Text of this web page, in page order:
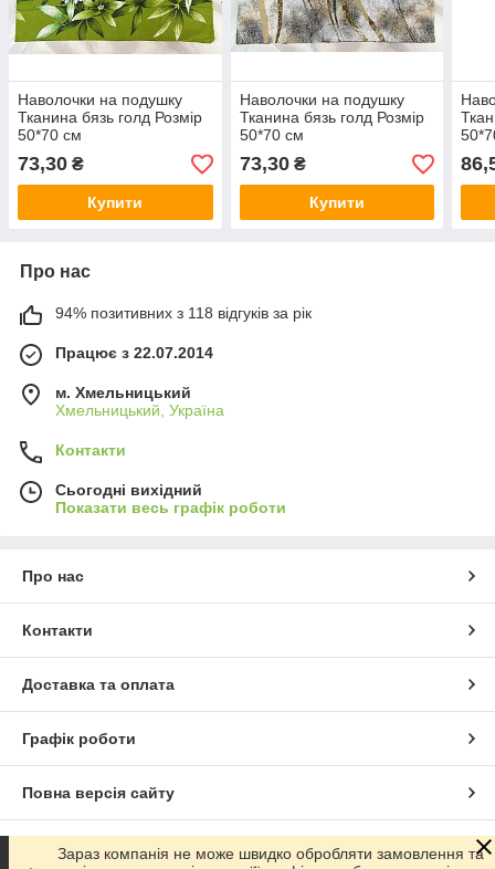
Наволочки на подушку
Тканина бязь голд Розмір
50*70 см
73,30 ₴
Купити
Наволочки на подушку
Тканина бязь голд Розмір
50*70 см
73,30₴
Купити
Про нас
94% позитивних з 118 відгуків за рік
Працює з 22.07.2014
м. Хмельницький
Хмельницький, Україна
Контакти
Сьогодні вихідний
Показати весь графік роботи
Про нас
Контакти
Доставка та оплата
Графік роботи
Повна версія сайту
Сайт створено на маркетплейсіProm.ua
Зараз компанія не може швидко обробляти замовлення та